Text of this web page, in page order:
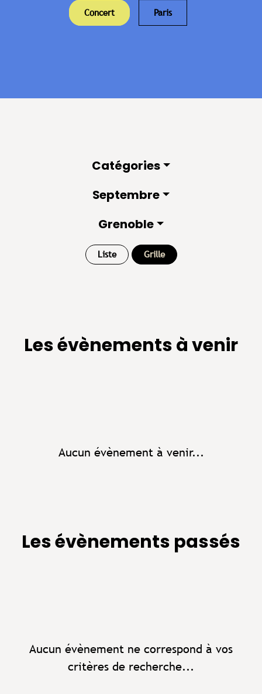
Concert Paris
Catégories
Septembre
Grenoble
Liste Grille
Les évènements à venir
Aucun évènement à venir...
Les évènements passés
Aucun évènement ne correspond à vos
critères de recherche...